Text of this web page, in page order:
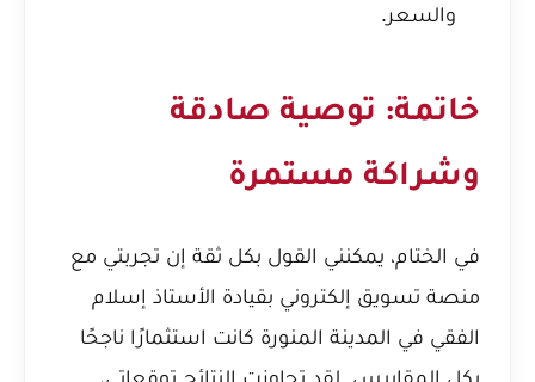
والسعر.
خاتمة: توصية صادقة
وشراكة مستمرة
في الختام، يمكنني القول بكل ثقة إن تجربتي مع
منصة تسويق إلكتروني بقيادة الأستاذ إسلام
الفقي في المدينة المنورة كانت استثمارًا ناجحًا
بكل المقاييس. لقد تجاوزت النتائج توقعاتي،